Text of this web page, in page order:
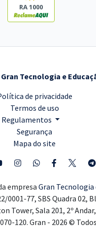
RA 1000
Gran Tecnologia e
de privacidade
Termos de uso
Regulamentos
Segurança
Mapa do site
empresa Gran Tecnologia
0001-77, SBS Quadra 02,
Tower, Sala 201, 2º
120. Gran - 2026 ©